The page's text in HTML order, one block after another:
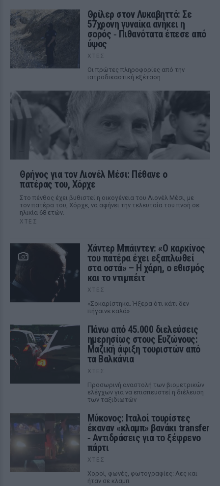
Θρίλερ στον Λυκαβηττό: Σε
57χρονη γυναίκα ανήκει η
σορός ‑ Πιθανότατα έπεσε από
ύψος
ΧΤΕΣ
Οι πρώτες πληροφορίες από την
ιατροδικαστική εξέταση
Θρήνος για τον Λιονέλ Μέσι: Πέθανε ο
πατέρας του, Χόρχε
Στο πένθος έχει βυθιστεί η οικογένεια του Λιονέλ Μέσι, με
τον πατέρα του, Χόρχε, να αφήνει την τελευταία του πνοή σε
ηλικία 68 ετών.
ΧΤΕΣ
Χάντερ Μπάιντεν: «Ο καρκίνος
του πατέρα έχει εξαπλωθεί
στα οστά» – Η χάρη, ο εθισμός
και το ντιμπέιτ
ΧΤΕΣ
«Σοκαρίστηκα. Ήξερα ότι κάτι δεν
πήγαινε καλά»
Πάνω από 45.000 διελεύσεις
ημερησίως στους Ευζώνους:
Μαζική άφιξη τουριστών από
τα Βαλκάνια
ΧΤΕΣ
Προσωρινή αναστολή των βιομετρικών
ελέγχων για να επισπευστεί η διέλευση
των ταξιδιωτών
Μύκονος: Ιταλοί τουρίστες
έκαναν «κλαμπ» βανάκι transfer
‑ Αντιδράσεις για το ξέφρενο
πάρτι
ΧΤΕΣ
Χοροί, φωνές, φωτογραφίες: Λες και
ήταν σε κλαμπ